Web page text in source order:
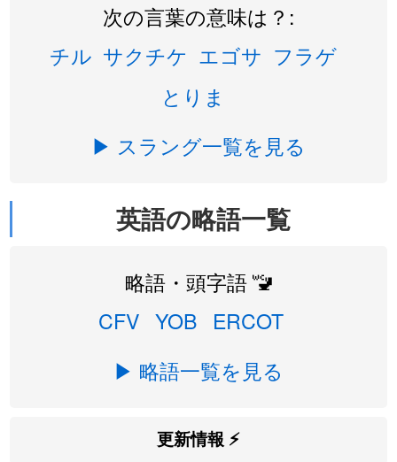
次の言葉の意味は？:
チル サクチケ エゴサ フラゲ
とりま
▶ スラング一覧を見る
英語の略語一覧
略語・頭字語 🚾
CFV YOB
ERCOT
▶ 略語一覧を見る
更新情報 ⚡